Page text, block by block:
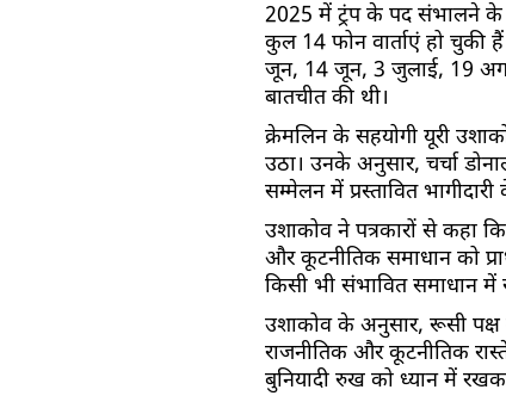
2025 में ट्रंप के पद संभालने
कुल 14 फोन वार्ताएं हो चुकी
जून, 14 जून, 3 जुलाई, 19
बातचीत की थी।
क्रेमलिन के सहयोगी यूरी
उठा। उनके अनुसार, चर्चा
सम्मेलन में प्रस्तावित
उशाकोव ने पत्रकारों से कहा
और कूटनीतिक समाधान को
किसी भी संभावित समाधान में
उशाकोव के अनुसार, रूसी पक्ष
राजनीतिक और कूटनीतिक
बुनियादी रुख को ध्यान में